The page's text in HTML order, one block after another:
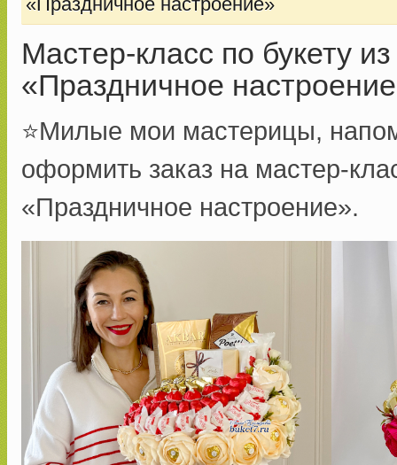
Мастер-класс по букету
«Праздничное
⭐️Милые мои мастерицы,
оформить заказ на мастер-
«Праздничное настроение».